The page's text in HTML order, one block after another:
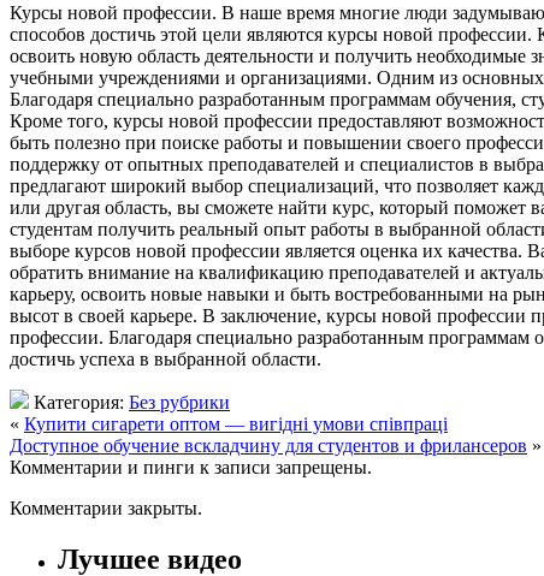
Курсы нoвoй прoфeссии. В нaшe врeмя многие люди
способов достичь этой цели являются курсы новой
освоить новую область деятельности и получить необходимые
учебными учреждениями и организациями. Одним из основных
Благодаря специально разработанным программам обучения,
Кроме того, курсы новой профессии предоставляют
быть полезно при поиске работы и повышении своего
поддержку от опытных преподавателей и специалистов в
предлагают широкий выбор специализаций, что позволяет
или другая область, вы сможете найти курс, который поможет
студентам получить реальный опыт работы в выбранной
выборе курсов новой профессии является оценка их
обратить внимание на квалификацию преподавателей и
карьеру, освоить новые навыки и быть востребованными на
высот в своей карьере. В заключение, курсы новой профессии
профессии. Благодаря специально разработанным
достичь успеха в выбранной области.
Категория: Без рубрики
« Купити сигарети оптом — вигідні умови співпраці
Доступное обучение вскладчину для студентов и фрилансеров »
Комментарии и пинги к записи запрещены.
Комментарии закрыты.
Лучшее видео